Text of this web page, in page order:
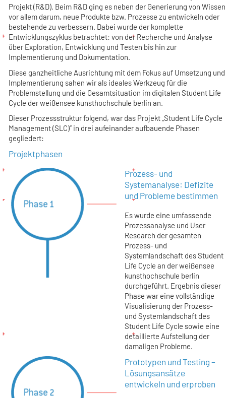
Projekt (R&D). Beim R&D ging es neben der Generierung von Wissen
vor allem darum, neue Produkte bzw. Prozesse zu entwickeln oder
bestehende zu verbessern. Dabei wurde der komplette
Entwicklungszyklus betrachtet: von der Recherche und Analyse
über Exploration, Entwicklung und Testen bis hin zur
Implementierung und Dokumentation.
Diese ganzheitliche Ausrichtung mit dem Fokus auf Umsetzung und
Implementierung sahen wir als ideales Werkzeug für die
Problemstellung und die Gesamtsituation im digitalen Student Life
Cycle der weißensee kunsthochschule berlin an.
Dieser Prozessstruktur folgend, war das Projekt „Student Life Cycle
Management (SLC)“ in drei aufeinander aufbauende Phasen
gegliedert:
Projektphasen
Prozess- und
Systemanalyse: Defizite
und Probleme bestimmen
Es wurde eine umfassende
Prozessanalyse und User
Research der gesamten
Prozess- und
Systemlandschaft des Student
Life Cycle an der weißensee
kunsthochschule berlin
durchgeführt. Ergebnis dieser
Phase war eine vollständige
Visualisierung der Prozess-
und Systemlandschaft des
Student Life Cycle sowie eine
detaillierte Aufstellung der
damaligen Probleme.
Prototypen und Testing –
Lösungsansätze
entwickeln und erproben